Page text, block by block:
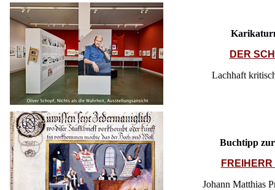
DER
Lachhaft
Buchtipp
Johann Matthias